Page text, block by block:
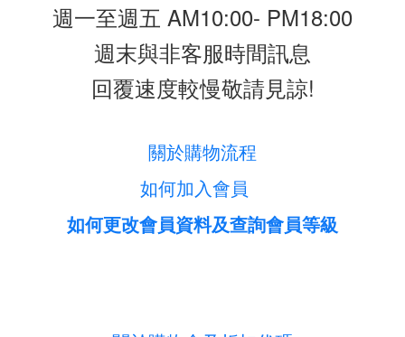
週一至週五 AM10:00- PM18:00
週末與非客服時間訊息
回覆速度較慢敬請見諒!
關於購物流程
如何加入會員
如何更改會員資料及查詢會員等級